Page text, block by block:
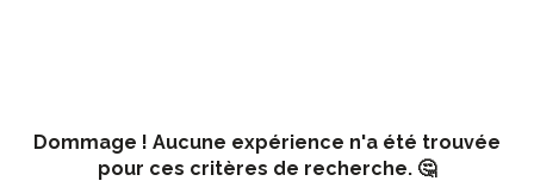
Dommage ! Aucune expérience n'a été trouvée
pour ces critères de recherche. 🤔